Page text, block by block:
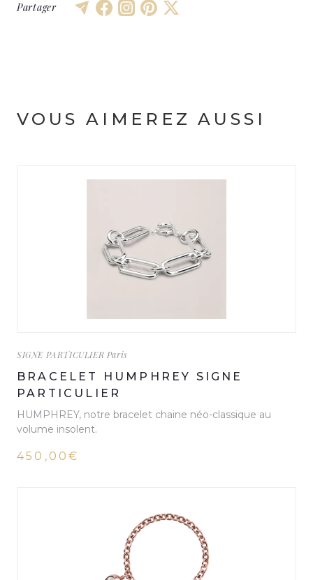
Partager
VOUS AIMEREZ AUSSI
SIGNE PARTICULIER Paris
BRACELET HUMPHREY SIGNE
PARTICULIER
HUMPHREY, notre bracelet chaine néo-classique au
volume insolent.
450,00€